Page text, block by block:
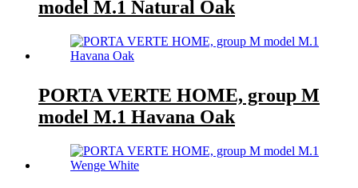
model M.1 Natural Oak
PORTA VERTE HOME, group M
model M.1 Havana Oak